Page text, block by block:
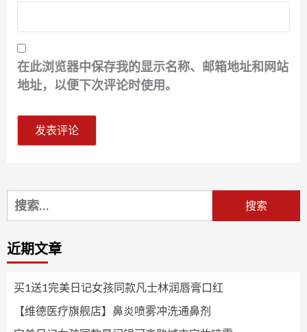
在此浏览器中保存我的显示名称、邮箱地址和网站
地址，以便下次评论时使用。
搜
索：
近期文章
买1送1完美日记女孩同款凡士林润唇膏口红
【维德医疗旗舰店】鼻炎喷雾冲洗通鼻剂